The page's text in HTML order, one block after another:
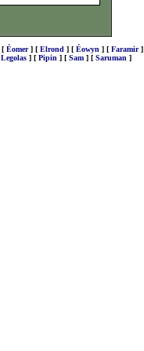
[ Éomer] [ Elrond ] [ Éowyn ] [ Faramir]
Legolas ] [ Pipin ] [ Sam ] [ Saruman ]